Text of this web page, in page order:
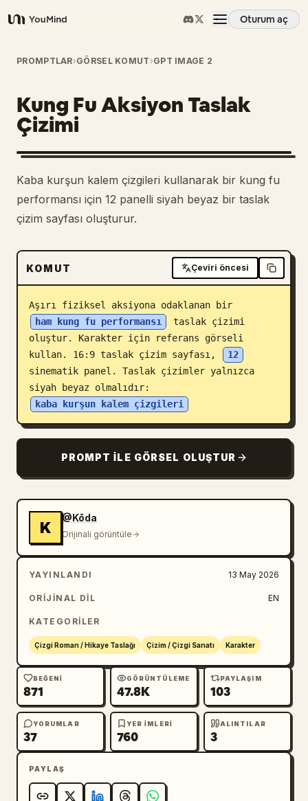
YouMind
Oturum aç
Genel Bakış
Kullanım Senaryoları
Beceriler
İstemler
İndir
Blog
Güncellemeler
PROMPTLAR›GÖRSEL KOMUT ›GPT IMAGE 2
Kung Fu Aksiyon Taslak
Çizimi
Kaba kurşun kalem çizgileri kullanarak bir kung fu
performansı için 12 panelli siyah beyaz bir taslak
çizim sayfası oluşturur.
KOMUT Çeviri öncesi
Aşırı fiziksel aksiyona odaklanan bir
ham kung fu performansı
taslak çizimi
oluştur. Karakter için referans görseli
kullan. 16:9 taslak çizim sayfası,
12
sinematik panel. Taslak çizimler yalnızca
siyah beyaz olmalıdır:
kaba kurşun kalem çizgileri
PROMPT ILE GÖRSEL OLUŞTUR
K
@Kōda
Orijinali görüntüle
YAYINLANDI 13 May 2026
ORIJINAL DIL EN
KATEGORILER
Çizgi Roman / Hikaye Taslağı Çizim / Çizgi Sanatı Karakter
BEĞENI
871
GÖRÜNTÜLEME
47.8K
PAYLAŞIM
103
YORUMLAR
37
YER IMLERI
760
ALINTILAR
3
PAYLAŞ